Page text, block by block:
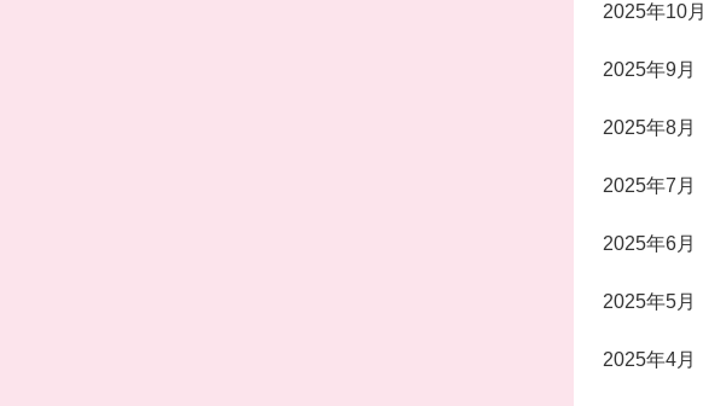
2025年10月
2025年9月
2025年8月
2025年7月
2025年6月
2025年5月
2025年4月